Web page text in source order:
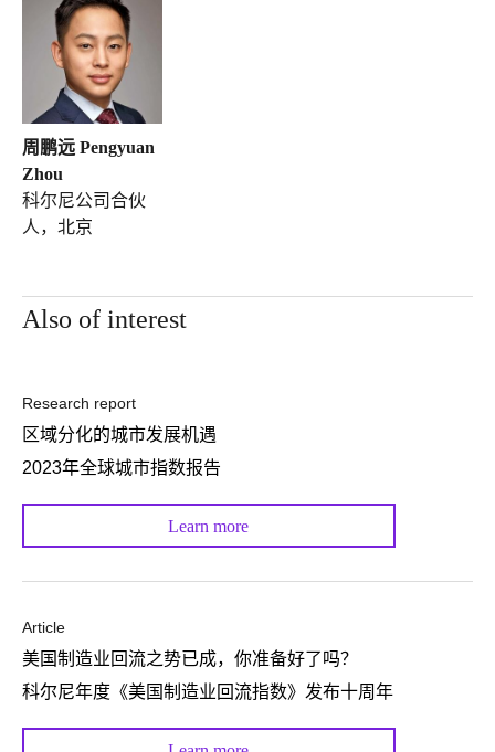
周鹏远 Pengyuan
Zhou
科尔尼公司合伙
人，北京
Also of interest
Research report
区域分化的城市发展机遇
2023年全球城市指数报告
Learn more
Article
美国制造业回流之势已成，你准备好了吗？
科尔尼年度《美国制造业回流指数》发布十周年